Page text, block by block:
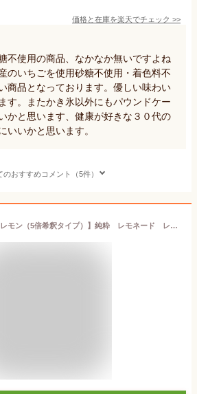
価格と在庫を楽天でチェック >>
不使用の商品、なかなか無いですよね
のいちごを使用砂糖不使用・着色料不
商品となっております。優しい味わい
す。またかき氷以外にもパウンドケー
かと思います、健康が好きな３０代の
いいかと思います。
のおすすめコメント（5件）
【ピュアはちみつレモン（5倍希釈タイプ）】純粋 レモネード レモンスカッシュ はちみつ カナダ 広島県産 レモン 果汁のみ ドリンク ハニー シロップ 白砂糖 保存料 着色料 不使用 クインビーガーデン 公式 かき氷 ソーダ 炭酸